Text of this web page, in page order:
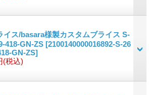
イス/basara様製カスタムブライス S-
418-GN-ZS [2100140000016892-S-26
GN-ZS]
(税込)